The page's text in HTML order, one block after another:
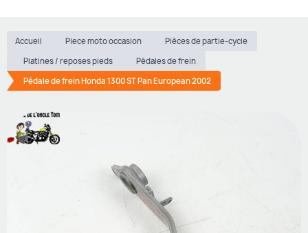
Accueil Piece moto occasion
Pièces de partie-cycle
Platines / reposes pieds
Pédales de frein
Pédale de frein Honda 1300 ST Pan European 2002